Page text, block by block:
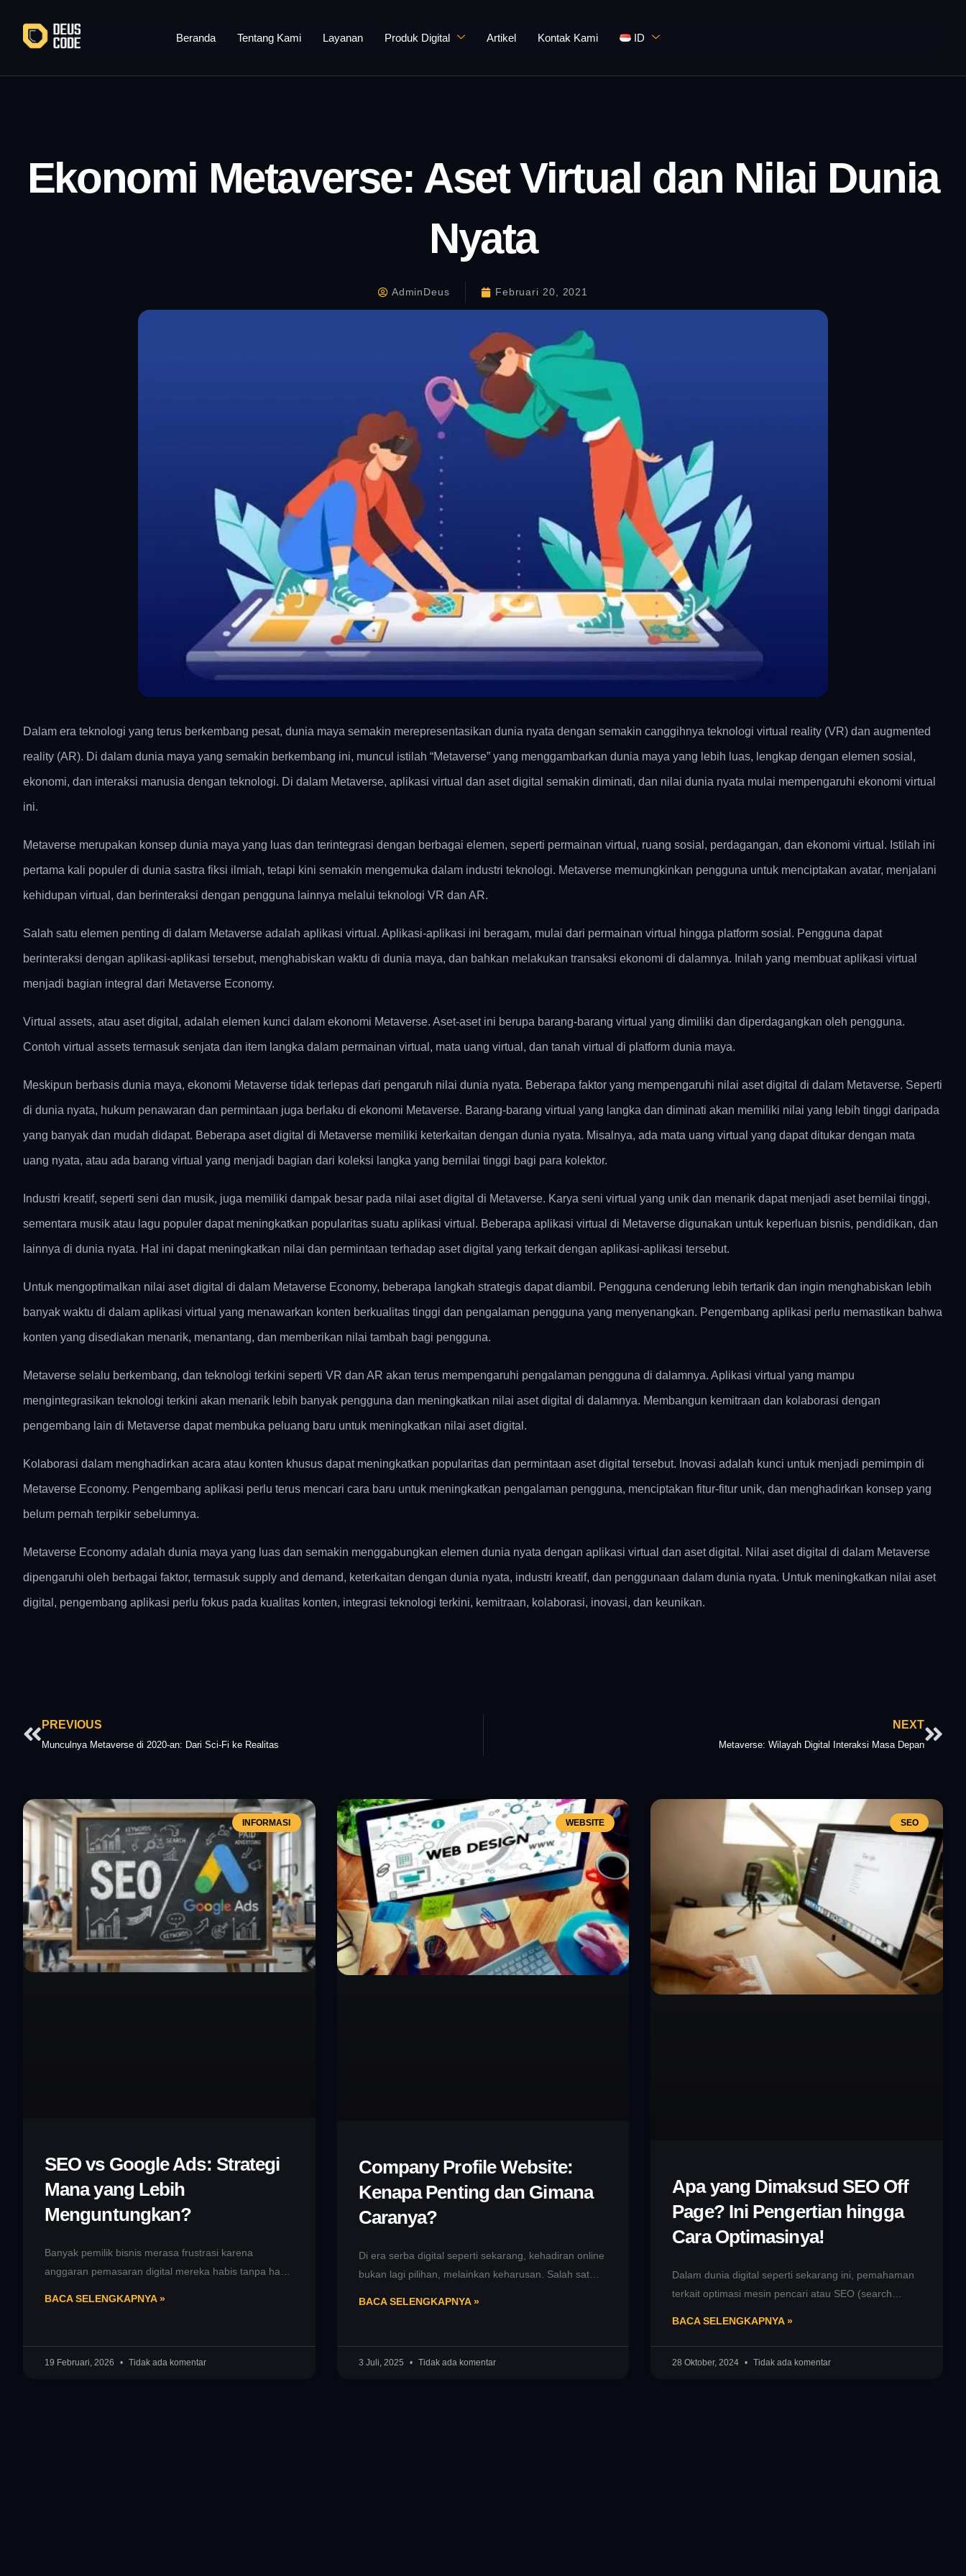
konten
Beranda Tentang Kami Layanan Produk Digital Artikel Kontak Kami ID
Ekonomi Metaverse: Aset Virtual dan Nilai Dunia
Nyata
AdminDeus Februari 20, 2021
Dalam era teknologi yang terus berkembang pesat, dunia maya semakin merepresentasikan dunia nyata dengan semakin canggihnya teknologi virtual reality (VR) dan augmented
reality (AR). Di dalam dunia maya yang semakin berkembang ini, muncul istilah “Metaverse” yang menggambarkan dunia maya yang lebih luas, lengkap dengan elemen sosial,
ekonomi, dan interaksi manusia dengan teknologi. Di dalam Metaverse, aplikasi virtual dan aset digital semakin diminati, dan nilai dunia nyata mulai mempengaruhi ekonomi virtual
ini.
Metaverse merupakan konsep dunia maya yang luas dan terintegrasi dengan berbagai elemen, seperti permainan virtual, ruang sosial, perdagangan, dan ekonomi virtual. Istilah ini
pertama kali populer di dunia sastra fiksi ilmiah, tetapi kini semakin mengemuka dalam industri teknologi. Metaverse memungkinkan pengguna untuk menciptakan avatar, menjalani
kehidupan virtual, dan berinteraksi dengan pengguna lainnya melalui teknologi VR dan AR.
Salah satu elemen penting di dalam Metaverse adalah aplikasi virtual. Aplikasi-aplikasi ini beragam, mulai dari permainan virtual hingga platform sosial. Pengguna dapat
berinteraksi dengan aplikasi-aplikasi tersebut, menghabiskan waktu di dunia maya, dan bahkan melakukan transaksi ekonomi di dalamnya. Inilah yang membuat aplikasi virtual
menjadi bagian integral dari Metaverse Economy.
Virtual assets, atau aset digital, adalah elemen kunci dalam ekonomi Metaverse. Aset-aset ini berupa barang-barang virtual yang dimiliki dan diperdagangkan oleh pengguna.
Contoh virtual assets termasuk senjata dan item langka dalam permainan virtual, mata uang virtual, dan tanah virtual di platform dunia maya.
Meskipun berbasis dunia maya, ekonomi Metaverse tidak terlepas dari pengaruh nilai dunia nyata. Beberapa faktor yang mempengaruhi nilai aset digital di dalam Metaverse. Seperti
di dunia nyata, hukum penawaran dan permintaan juga berlaku di ekonomi Metaverse. Barang-barang virtual yang langka dan diminati akan memiliki nilai yang lebih tinggi daripada
yang banyak dan mudah didapat. Beberapa aset digital di Metaverse memiliki keterkaitan dengan dunia nyata. Misalnya, ada mata uang virtual yang dapat ditukar dengan mata
uang nyata, atau ada barang virtual yang menjadi bagian dari koleksi langka yang bernilai tinggi bagi para kolektor.
Industri kreatif, seperti seni dan musik, juga memiliki dampak besar pada nilai aset digital di Metaverse. Karya seni virtual yang unik dan menarik dapat menjadi aset bernilai tinggi,
sementara musik atau lagu populer dapat meningkatkan popularitas suatu aplikasi virtual. Beberapa aplikasi virtual di Metaverse digunakan untuk keperluan bisnis, pendidikan, dan
lainnya di dunia nyata. Hal ini dapat meningkatkan nilai dan permintaan terhadap aset digital yang terkait dengan aplikasi-aplikasi tersebut.
Untuk mengoptimalkan nilai aset digital di dalam Metaverse Economy, beberapa langkah strategis dapat diambil. Pengguna cenderung lebih tertarik dan ingin menghabiskan lebih
banyak waktu di dalam aplikasi virtual yang menawarkan konten berkualitas tinggi dan pengalaman pengguna yang menyenangkan. Pengembang aplikasi perlu memastikan bahwa
konten yang disediakan menarik, menantang, dan memberikan nilai tambah bagi pengguna.
Metaverse selalu berkembang, dan teknologi terkini seperti VR dan AR akan terus mempengaruhi pengalaman pengguna di dalamnya. Aplikasi virtual yang mampu
mengintegrasikan teknologi terkini akan menarik lebih banyak pengguna dan meningkatkan nilai aset digital di dalamnya. Membangun kemitraan dan kolaborasi dengan
pengembang lain di Metaverse dapat membuka peluang baru untuk meningkatkan nilai aset digital.
Kolaborasi dalam menghadirkan acara atau konten khusus dapat meningkatkan popularitas dan permintaan aset digital tersebut. Inovasi adalah kunci untuk menjadi pemimpin di
Metaverse Economy. Pengembang aplikasi perlu terus mencari cara baru untuk meningkatkan pengalaman pengguna, menciptakan fitur-fitur unik, dan menghadirkan konsep yang
belum pernah terpikir sebelumnya.
Metaverse Economy adalah dunia maya yang luas dan semakin menggabungkan elemen dunia nyata dengan aplikasi virtual dan aset digital. Nilai aset digital di dalam Metaverse
dipengaruhi oleh berbagai faktor, termasuk supply and demand, keterkaitan dengan dunia nyata, industri kreatif, dan penggunaan dalam dunia nyata. Untuk meningkatkan nilai aset
digital, pengembang aplikasi perlu fokus pada kualitas konten, integrasi teknologi terkini, kemitraan, kolaborasi, inovasi, dan keunikan.
Prev
PREVIOUS
Munculnya Metaverse di 2020-an: Dari Sci-Fi ke Realitas
NEXT
Metaverse: Wilayah Digital Interaksi Masa Depan
INFORMASI
SEO vs Google Ads: Strategi
Mana yang Lebih
Menguntungkan?
Banyak pemilik bisnis merasa frustrasi karena
anggaran pemasaran digital mereka habis tanpa hasil
BACA SELENGKAPNYA »
19 Februari, 2026 Tidak ada komentar
WEBSITE
Company Profile Website:
Kenapa Penting dan Gimana
Caranya?
Di era serba digital seperti sekarang, kehadiran online
bukan lagi pilihan, melainkan keharusan. Salah satu
BACA SELENGKAPNYA »
3 Juli, 2025 Tidak ada komentar
SEO
Apa yang Dimaksud SEO Off
Page? Ini Pengertian hingga
Cara Optimasinya!
Dalam dunia digital seperti sekarang ini, pemahaman
terkait optimasi mesin pencari atau SEO (search
BACA SELENGKAPNYA »
28 Oktober, 2024 Tidak ada komentar